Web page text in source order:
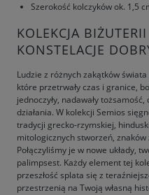
Szerokość kolczyków ok. 1,5
KOLEKCJA
KONSTELACJE
Ludzie z różnych zakątków
które przetrwały czas i granice,
jednoczyły, nadawały
działania. W kolekcji Semios
tradycji grecko-rzymskiej,
mitologicznych stworzeń,
Połączyliśmy je w nowe układy,
palimpsest. Każdy element tej
przeszłość splata się z
przestrzenią na Twoją własną